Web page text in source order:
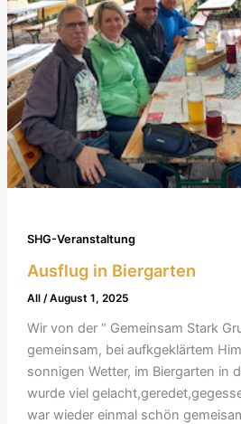
SHG-Veranstaltung
Ausflug in Biergarten
All /August 1, 2025
Wir von der “ Gemeinsam Stark
gemeinsam, bei aufkgeklärtem
sonnigen Wetter, im Biergarten in
wurde viel
war wieder einmal schön